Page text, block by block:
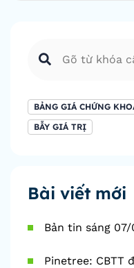
BẢNG GIÁ CHỨNG
BẪY GIÁ TRỊ
Bài viết mới
Bản tin sáng
Pinetree: CBTT